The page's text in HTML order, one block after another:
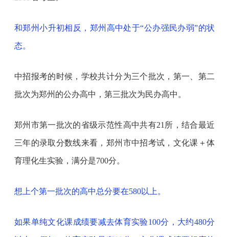
和郑州小升初相反，郑州高中处于“公办强民办弱”的状
态。
中招报考的时候，学校共计分为三个批次，第一、第二
批次为郑州的公办高中，第三批次为民办高中。
郑州市第一批次的省级示范性高中共有21所，结合最近
三年的录取分数线来看，郑州市中招考试，文化课 ＋体
育理化生实验，满分是700分。
想上个第一批次的高中总分要在580以上。
如果单纯文化课成绩要减去体育实验100分，大约480分